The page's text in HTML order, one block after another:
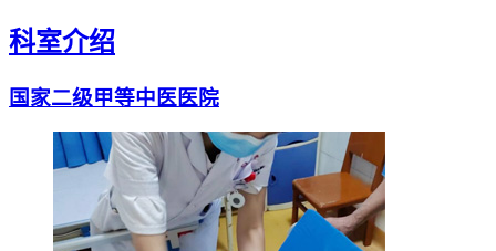
科室介绍
国家二级甲等中医医院